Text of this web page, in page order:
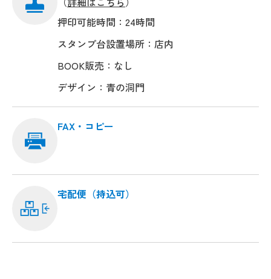
押印可能時間：24時間
スタンプ台設置場所：店内
BOOK販売：なし
デザイン：青の洞門
FAX・コピー
宅配便（持込可）